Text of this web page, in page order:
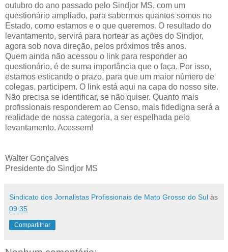
outubro do ano passado pelo Sindjor MS, com um
questionário ampliado, para sabermos quantos somos no
Estado, como estamos e o que queremos. O resultado do
levantamento, servirá para nortear as ações do Sindjor,
agora sob nova direção, pelos próximos três anos.
Quem ainda não acessou o link para responder ao
questionário, é de suma importância que o faça. Por isso,
estamos esticando o prazo, para que um maior número de
colegas, participem. O link está aqui na capa do nosso site.
Não precisa se identificar, se não quiser. Quanto mais
profissionais responderem ao Censo, mais fidedigna será a
realidade de nossa categoria, a ser espelhada pelo
levantamento. Acessem!
Walter Gonçalves
Presidente do Sindjor MS
Sindicato dos Jornalistas Profissionais de Mato Grosso do Sul às
09:35
Compartilhar